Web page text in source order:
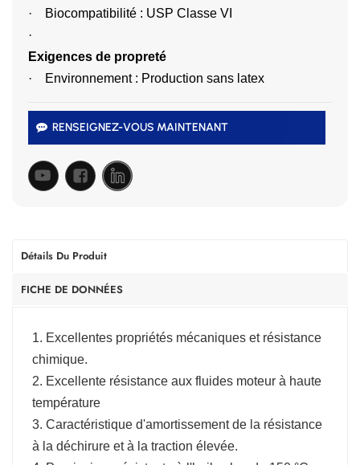
·
Biocompatibilité : USP Classe VI
·
Exigences de propreté
·
Environnement : Production sans latex
RENSEIGNEZ-VOUS MAINTENANT
Détails Du Produit
FICHE DE DONNÉES
1. Excellentes propriétés mécaniques et résistance
chimique.
2. Excellente résistance aux fluides moteur à haute
température
3. Caractéristique d'amortissement de la résistance
à la déchirure et à la traction élevée.